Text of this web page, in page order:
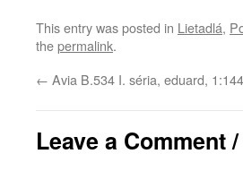
This entry was posted in Lietadlá,
thepermalink.
← Avia B.534 I. séria, eduard, 1:144
Leave a Comment